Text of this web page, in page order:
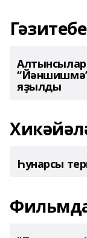
Алтынсылар
яҙылды
Һунарсы